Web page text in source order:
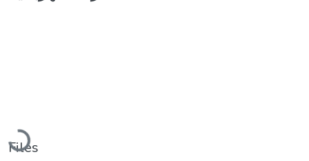
Loading...
Files